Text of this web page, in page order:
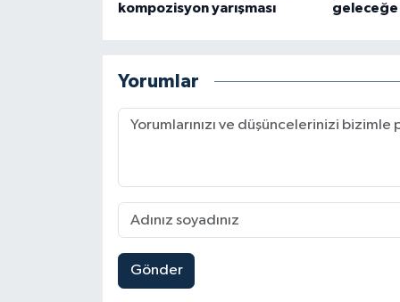
kompozisyon yarışması
geleceğe
Yorumlar
Gönder